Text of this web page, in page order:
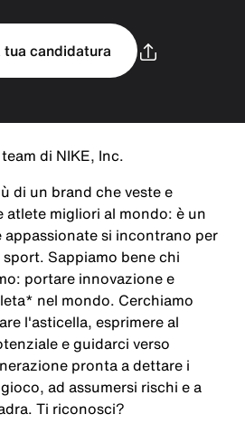
candidatura
di NIKE, Inc.
di un brand che veste e
atlete migliori al mondo: è un
si incontrano per
Sappiamo bene chi
portare innovazione e
nel mondo. Cerchiamo
l'asticella, esprimere al
e guidarci verso
pronta a dettare i
ad assumersi rischi e a
Ti riconosci?